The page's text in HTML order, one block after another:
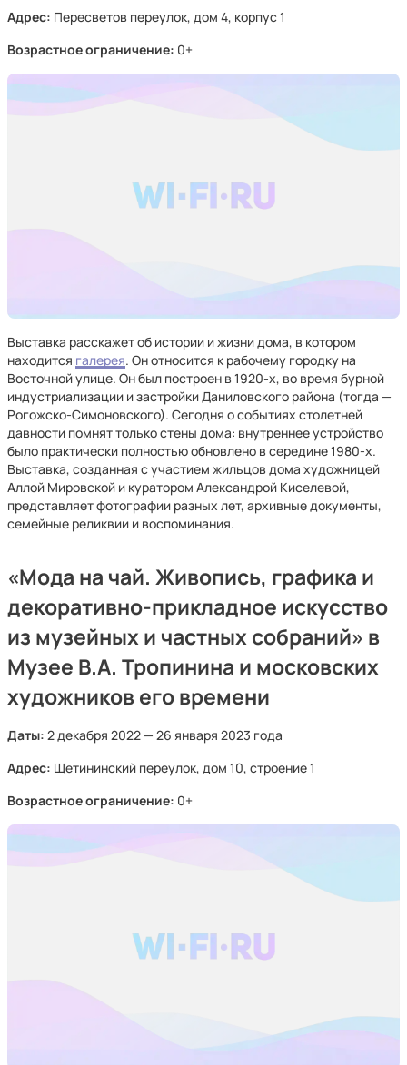
Адрес: Пересветов переулок, дом 4, корпус 1
Возрастное ограничение: 0+
Выставка расскажет об истории и жизни дома, в котором
находится галерея. Он относится к рабочему городку на
Восточной улице. Он был построен в 1920-х, во время бурной
индустриализации и застройки Даниловского района (тогда —
Рогожско-Симоновского). Сегодня о событиях столетней
давности помнят только стены дома: внутреннее устройство
было практически полностью обновлено в середине 1980-х.
Выставка, созданная с участием жильцов дома художницей
Аллой Мировской и куратором Александрой Киселевой,
представляет фотографии разных лет, архивные документы,
семейные реликвии и воспоминания.
«Мода на чай. Живопись, графика и
декоративно-прикладное искусство
из музейных и частных собраний» в
Музее В.А. Тропинина и московских
художников его времени
Даты: 2 декабря 2022 — 26 января 2023 года
Адрес: Щетининский переулок, дом 10, строение 1
Возрастное ограничение: 0+